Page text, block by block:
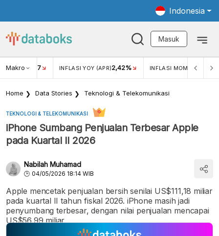
Indonesia
Masuk
Makro
USD/IDR 17 INFLASI YOY (APR)2,42% INFLASI MOM (MAR)
Home Data Stories Teknologi & Telekomunikasi
TEKNOLOGI & TELEKOMUNIKASI
iPhone Sumbang Penjualan Terbesar Apple
pada Kuartal II 2026
Nabilah Muhamad
04/05/2026 18:14 WIB
Apple mencetak penjualan bersih senilai US$111,18 miliar
pada kuartal II tahun fiskal 2026. iPhone masih jadi
penyumbang terbesar, dengan nilai penjualan mencapai
US$56,99 miliar.